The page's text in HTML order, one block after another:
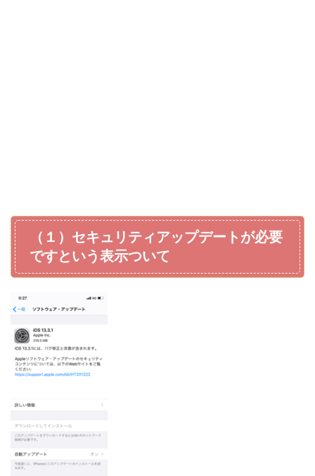
（１）セキュリティアップデートが必要
ですという表示ついて